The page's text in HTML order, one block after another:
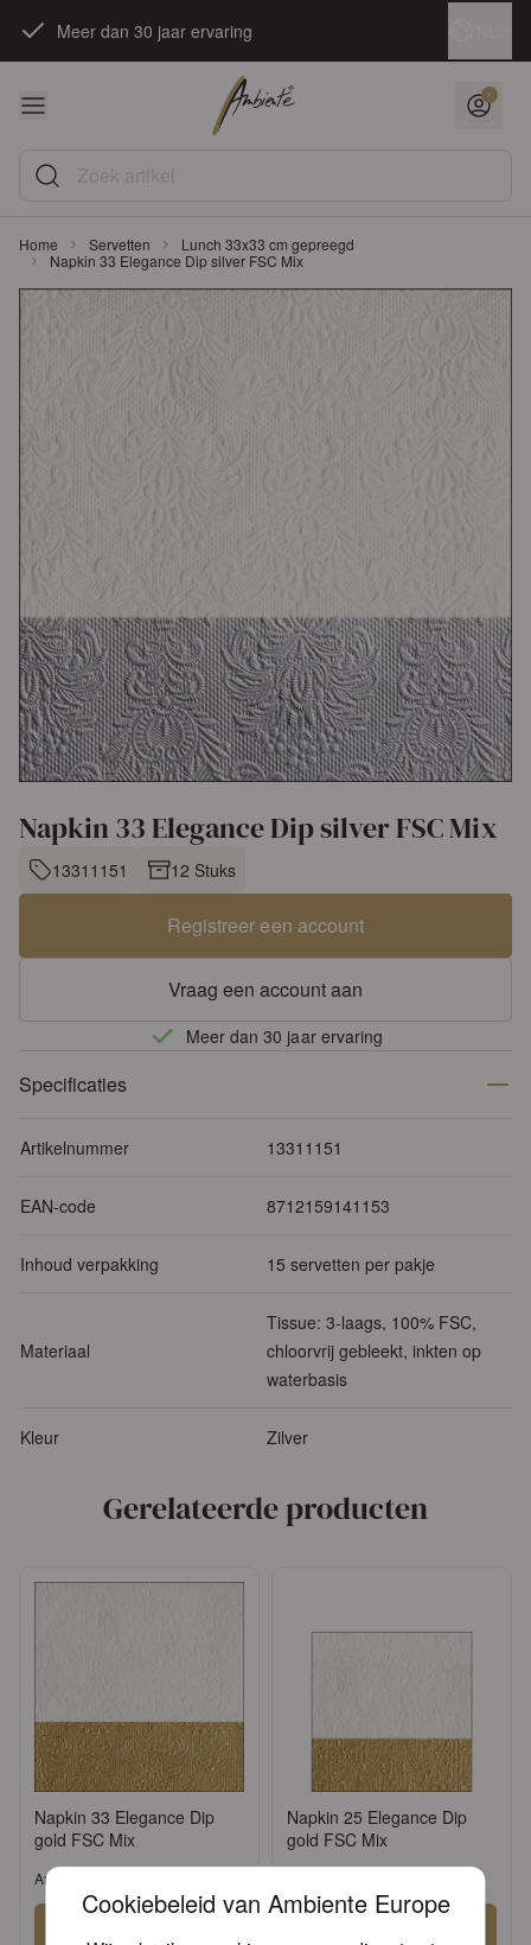
Cookiebeleid van Ambiente Europe
Meer dan 30 jaar ervaring
Zoek artikel
Home Servetten
Lunch 33x33 cm gepreegd
Napkin 33 Elegance Dip silver FSC Mix
Napkin 33 Elegance Dip silver FSC Mix
13311151 12 Stuks
Registreer een account
Vraag een account aan
Meer dan 30 jaar ervaring
Specificaties
Artikelnummer 13311151
EAN-code 8712159141153
Inhoud verpakking 15 servetten per pakje
Materiaal
Tissue: 3-laags, 100% FSC,
chloorvrij gebleekt, inkten op
waterbasis
Kleur Zilver
Gerelateerde producten
Napkin 33 Elegance Dip
gold FSC Mix
Artikel: 13311150
Napkin 25 Elegance Dip
gold FSC Mix